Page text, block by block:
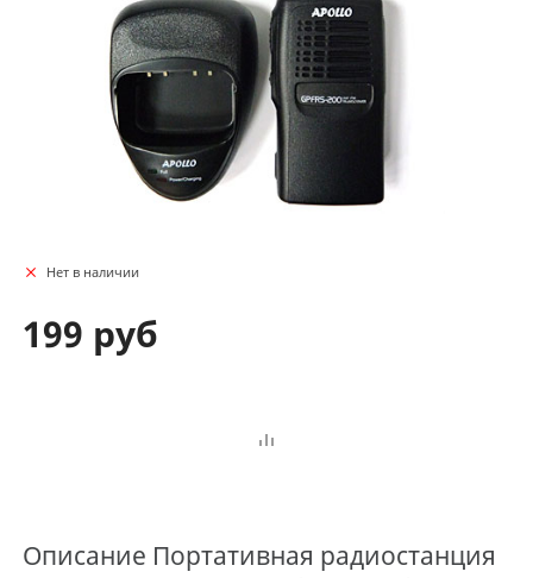
Нет в наличии
199 руб
Описание Портативная радиостанция